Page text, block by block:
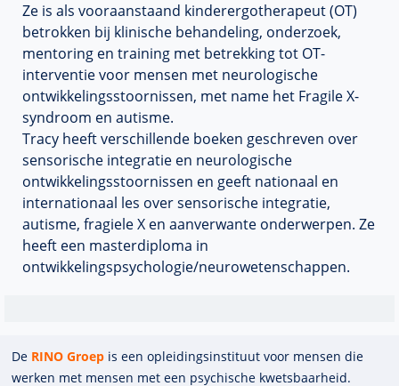
Ze is als vooraanstaand kinderergotherapeut (OT)
betrokken bij klinische behandeling, onderzoek,
mentoring en training met betrekking tot OT-
interventie voor mensen met neurologische
ontwikkelingsstoornissen, met name het Fragile X-
syndroom en autisme.
Tracy heeft verschillende boeken geschreven over
sensorische integratie en neurologische
ontwikkelingsstoornissen en geeft nationaal en
internationaal les over sensorische integratie,
autisme, fragiele X en aanverwante onderwerpen. Ze
heeft een masterdiploma in
ontwikkelingspsychologie/neurowetenschappen.
De RINO Groep is een opleidings­insti­tuut voor mensen die
werken met mensen met een psychische kwets­baar­heid.